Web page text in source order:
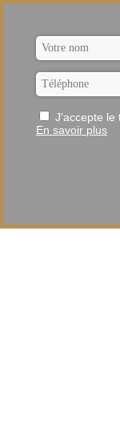
J'accepte le
En savoir plus